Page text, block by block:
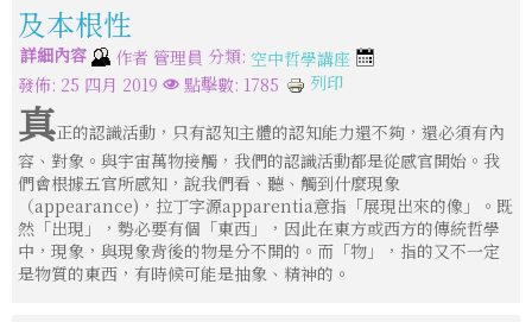
及本根性
詳細內容 作者 管理員 分類: 空中哲學講座
發佈: 25 四月 2019
點擊數: 1785 列印
真正的認識活動，只有認知主體的認知能力還不夠，還必須有內
容、對象。與宇宙萬物接觸，我們的認識活動都是從感官開始。我
們會根據五官所感知，說我們看、聽、觸到什麼現象
（appearance)，拉丁字源apparentia意指「展現出來的像」。既
然「出現」，勢必要有個「東西」，因此在東方或西方的傳統哲學
中，現象，與現象背後的物是分不開的。而「物」，指的又不一定
是物質的東西，有時候可能是抽象、精神的。